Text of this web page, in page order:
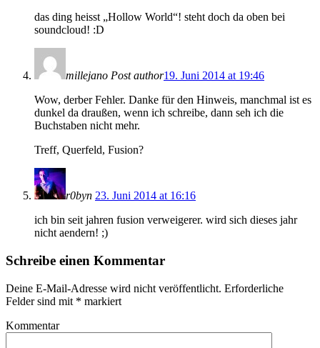
das ding heisst „Hollow World“! steht doch da oben bei
soundcloud! :D
millejano Post author19. Juni 2014 at 19:46
Wow, derber Fehler. Danke für den Hinweis, manchmal ist es
dunkel da draußen, wenn ich schreibe, dann seh ich die
Buchstaben nicht mehr.
Treff, Querfeld, Fusion?
r0byn 23. Juni 2014 at 16:16
ich bin seit jahren fusion verweigerer. wird sich dieses jahr
nicht aendern! ;)
Schreibe einen Kommentar
Deine E-Mail-Adresse wird nicht veröffentlicht. Erforderliche
Felder sind mit * markiert
Kommentar